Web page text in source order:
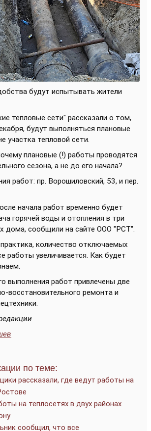
будут испытывать жители
тепловые сети" рассказали о том,
будут выполняться плановые
участка тепловой сети.
плановые (!) работы проводятся
сезона, а не до его начала?
работ: пр. Ворошиловский, 53, и пер.
начала работ временно будет
горячей воды и отопления в три
дома, сообщили на сайте ООО "РСТ".
количество отключаемых
работы увеличивается. Как будет
выполнения работ привлечены две
восстановительного ремонта и
по теме:
рассказали, где ведут работы на
на теплосетях в двух районах
сообщил, что все